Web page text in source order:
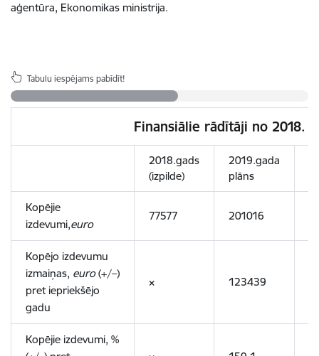
aģentūra, Ekonomikas ministrija.
Tabulu iespējams pabīdīt!
Finansiālie rādītāji no 2018.
2018.gads
(izpilde)
2019.gada
plāns
Kopējie
izdevumi,euro
77577 201016
Kopējo izdevumu
izmaiņas, euro(+/–)
pret iepriekšējo
gadu
× 123439
Kopējie izdevumi, %